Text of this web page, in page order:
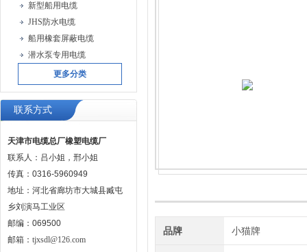
新型船用电缆
JHS防水电缆
船用橡套屏蔽电缆
潜水泵专用电缆
更多分类
联系方式
天津市电缆总厂橡塑电缆厂
联系人：吕小姐，邢小姐
传真：0316-5960949
地址：河北省廊坊市大城县臧屯
乡刘演马工业区
邮编：069500
邮箱： tjxsdl@126.com
品牌 小猫牌